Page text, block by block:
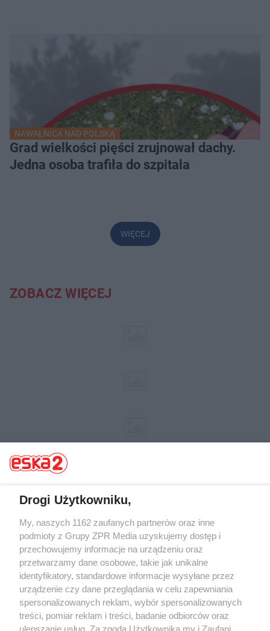
NAWAŁNICA NAD POLSKĄ
Grad wielkości pięści zrujnował dachy.
Jedna osoba trafiła do szpitala
WIĘCEJ
ZOBACZ WIĘCEJ
Żaden utwór zamieszczony w serwisie nie może być powielany i
rozpowszechniany lub dalej rozpowszechniany w jakikolwiek sposób (w
tym także elektroniczny lub mechaniczny) na jakimkolwiek polu
eksploatacji w jakiejkolwiek formie, włącznie z umieszczaniem w Internecie
bez pisemnej zgody właściciela praw. Jakiekolwiek użycie lub
wykorzystanie utworów w całości lub w części z naruszeniem prawa, tzn.
bez właściwej zgody, jest zabronione pod groźbą kary i może być ścigane
prawnie.
Drogi Użytkowniku,
My, naszych 1162 zaufanych partnerów oraz inne
podmioty z Grupy ZPR Media uzyskujemy dostęp i
przechowujemy informacje na urządzeniu oraz
przetwarzamy dane osobowe, takie jak unikalne
identyfikatory, standardowe informacje wysyłane przez
urządzenie czy dane przeglądania w celu zapewniania
spersonalizowanych reklam, wybór spersonalizowanych
treści, pomiar reklam i treści, badanie odbiorców oraz
ulepszanie usług. Za zgodą Użytkownika my i Zaufani